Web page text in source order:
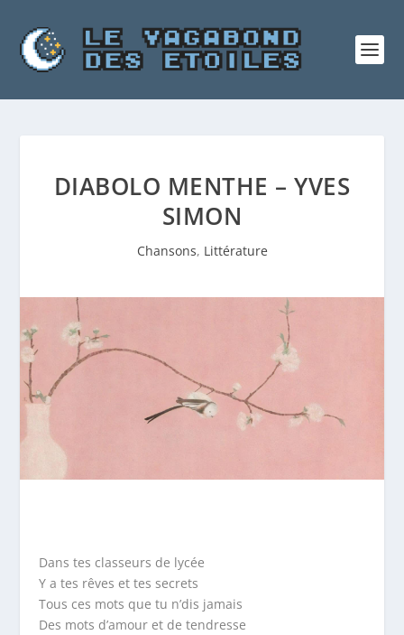
DIABOLO MENTHE – YVES
SIMON
Chansons, Littérature
Dans tes classeurs de lycée
Y a tes rêves et tes secrets
Tous ces mots que tu n’dis jamais
Des mots d’amour et de tendresse